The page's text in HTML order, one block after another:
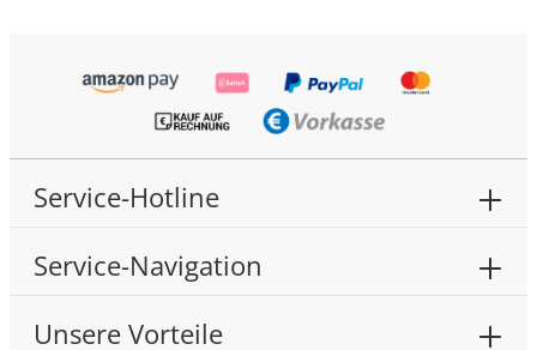
Service-Hotline
Service-Navigation
Unsere Vorteile